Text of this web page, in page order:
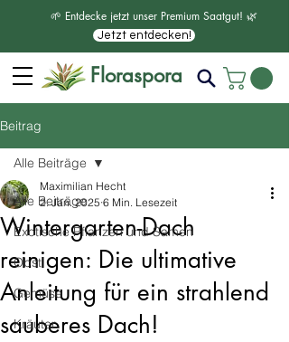
🌱 Entdecke jetzt unser Premium Saatgut! 🌿
Jetzt entdecken!
Floraspora
Beitrag
Alle Beiträge
Exotische Pflanzen und Samen
Obst
Gemüse
Kräuter
Alle Beiträge
Wintergarten-Dach
reinigen: Die ultimative
Anleitung für ein strahlend
sauberes Dach!
Maximilian Hecht
2. Jan. 2025 6 Min. Lesezeit